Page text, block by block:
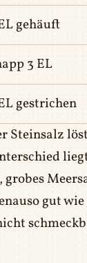
gehäuft
3 EL
gestrichen
Steinsalz
gut